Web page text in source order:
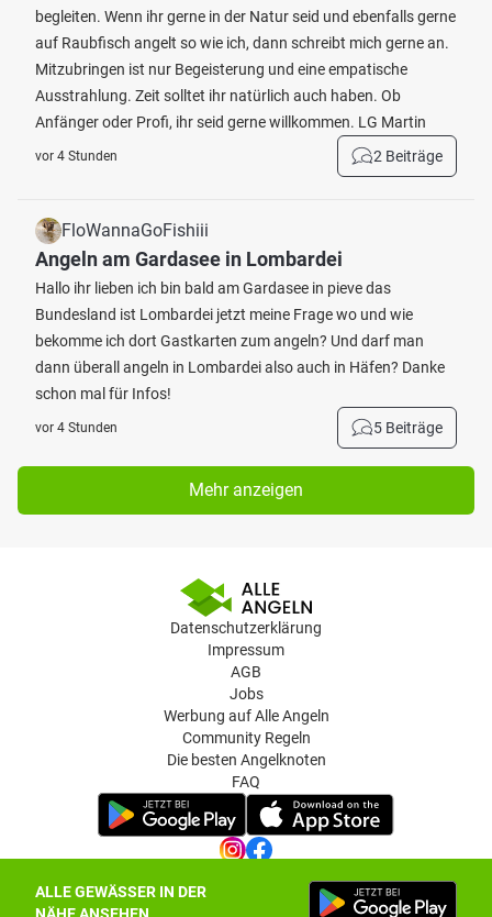
ALLE GEWÄSSER IN DER
begleiten. Wenn ihr gerne in der Natur seid und ebenfalls gerne
auf Raubfisch angelt so wie ich, dann schreibt mich gerne an.
Mitzubringen ist nur Begeisterung und eine empatische
Ausstrahlung. Zeit solltet ihr natürlich auch haben. Ob
Anfänger oder Profi, ihr seid gerne willkommen. LG Martin
vor 4 Stunden 2 Beiträge
FloWannaGoFishiii
Angeln am Gardasee in Lombardei
Hallo ihr lieben ich bin bald am Gardasee in pieve das
Bundesland ist Lombardei jetzt meine Frage wo und wie
bekomme ich dort Gastkarten zum angeln? Und darf man
dann überall angeln in Lombardei also auch in Häfen? Danke
schon mal für Infos!
vor 4 Stunden 5 Beiträge
Mehr anzeigen
Datenschutzerklärung
Impressum
AGB
Jobs
Werbung auf Alle Angeln
Community Regeln
Die besten Angelknoten
FAQ
Datenschutz-Einstellungen